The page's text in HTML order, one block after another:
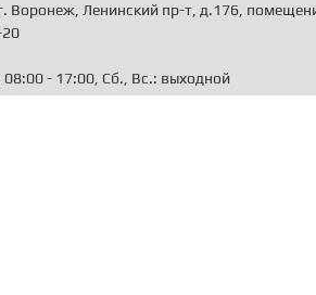
Воронеж, Ленинский пр-т, д.176,
- 17:00, Сб., Вс.: выходной